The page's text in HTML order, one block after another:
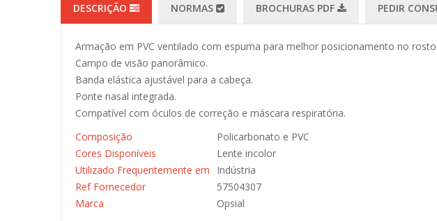
DESCRIÇÃO NORMAS BROCHURAS PDF PEDIR
Armação em PVC ventilado com espuma para melhor posicionamento no
Campo de visão panorâmico.
Banda elástica ajustável para a cabeça.
Ponte nasal integrada.
Compatível com óculos de correção e máscara respiratória.
Composição
Policarbonato e PVC
Cores Disponíveis
Lente incolor
Utilizado Frequentemente em
Indústria
Ref Fornecedor
57504307
Marca
Opsial